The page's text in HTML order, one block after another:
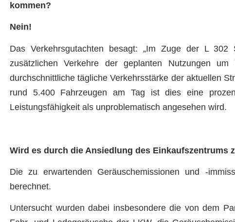
kommen?
Nein!
Das Verkehrsgutachten besagt: „Im Zuge der L
zusätzlichen Verkehre der geplanten Nutzungen
durchschnittliche tägliche Verkehrsstärke der aktuellen
rund 5.400 Fahrzeugen am Tag ist dies eine
Leistungsfähigkeit als unproblematisch angesehen wird.
Wird es durch die Ansiedlung des Einkaufszentrums
Die zu erwartenden Geräuschemissionen und -
berechnet.
Untersucht wurden dabei insbesondere die von dem